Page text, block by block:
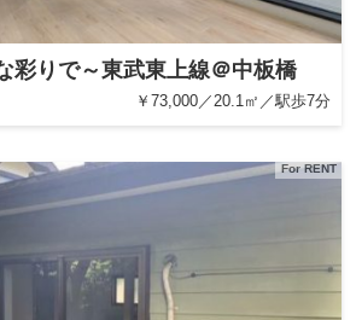
彩りで～東武東上線＠中板橋
￥73,000／20.1㎡／駅歩7分
For RENT